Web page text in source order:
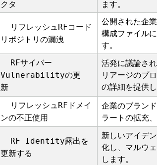
クタ
ます。
リフレッシュRFコード
リポジトリの漏洩
公開された企
構成ファイル
す。
RFサイバー
Vulnerabilityの更
新
活発に議論さ
リアージのプ
の詳細を提供し
リフレッシュRFドメイ
ンの不正使用
企業のブラン
ラートの拡充
RF Identity露出を
更新する
新しいアイデ
化し、マルウ
します。